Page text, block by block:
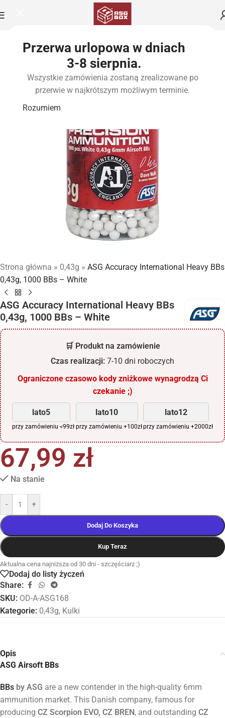
Przerwa urlopowa w dniach
3-8 sierpnia.
Wszystkie zamówienia zostaną zrealizowane po
przerwie w najkrótszym możliwym terminie.
Rozumiem
Strona główna » 0,43g » ASG Accuracy International Heavy BBs
0,43g, 1000 BBs – White
ASG Accuracy International Heavy BBs
0,43g, 1000 BBs – White
🛒 Produkt na zamówienie
Czas realizacji: 7-10 dni roboczych
Ograniczone czasowo kody zniżkowe wynagrodzą Ci
czekanie ;)
lato5
przy zamówieniu <99zł
lato10
przy zamówieniu +100zł
lato12
przy zamówieniu +2000zł
67,99 zł
Na stanie
- +
Dodaj Do Koszyka
Kup Teraz
Aktualna cena najniższa od 30 dni - szczęściarz ;)
Dodaj do listy życzeń
Share:
SKU: OD-A-ASG168
Kategorie: 0,43g, Kulki
Opis
ASG Airsoft BBs
BBs by ASG are a new contender in the high-quality 6mm
ammunition market. This Danish company, famous for
producing CZ Scorpion EVO, CZ BREN, and outstanding CZ